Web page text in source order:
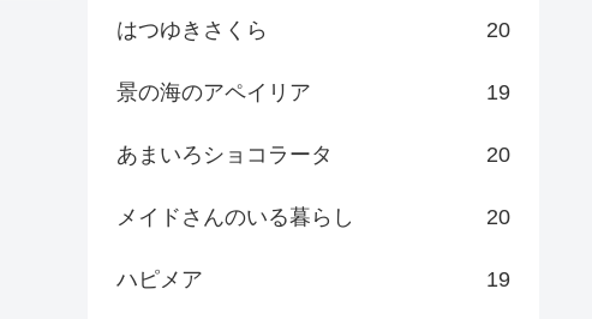
はつゆきさくら 20
景の海のアペイリア 19
あまいろショコラータ 20
メイドさんのいる暮らし 20
ハピメア 19